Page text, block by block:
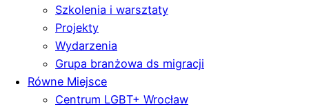
Szkolenia i warsztaty
Projekty
Wydarzenia
Grupa branżowa ds migracji
Równe Miejsce
Centrum LGBT+ Wrocław